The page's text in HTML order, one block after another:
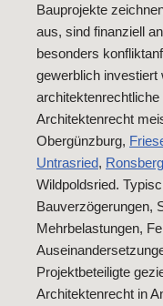
Bauprojekte
aus, sind finanziell
besonders
gewerblich investiert
Architektenrecht
Obergünzburg,
Untrasried, Ronsberg
Wildpoldsried.
Bauverzögerungen,
Mehrbelastungen,
Projektbeteiligte
Architektenrecht in